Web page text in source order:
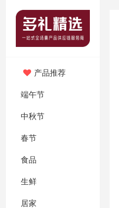
产品推荐
端午节
中秋节
春节
食品
生鲜
居家